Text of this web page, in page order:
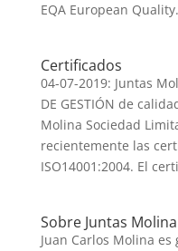
EQA European
Certificados
04-07-2019: Juntas
DE GESTIÓN de
Molina Sociedad
recientemente las
ISO14001:2004. El
Sobre Juntas Molina
Juan Carlos Molina